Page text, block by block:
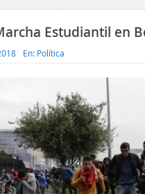
Estudiantil en
En: Política